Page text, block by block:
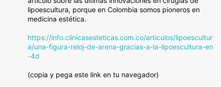
lipoescultura, porque en Colombia somos pioneros en
medicina estética.
https://info.clinicasesteticas.com.co/articulos/lipoescultur
a/una-figura-reloj-de-arena-gracias-a-la-lipoescultura-en
-4d
(copia y pega este link en tu navegador)